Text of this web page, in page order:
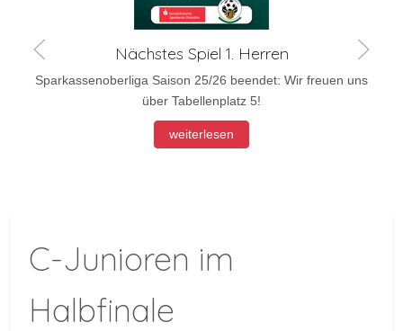
Nächstes Spiel 1. Herren
Sparkassenoberliga Saison 25/26 beendet: Wir freuen uns
über Tabellenplatz 5!
weiterlesen
C-Junioren im
Halbfinale